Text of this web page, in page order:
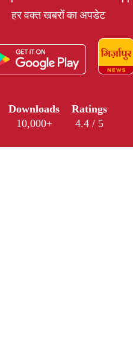
हर वक्त खबरों का अपडेट
Downloads
10,000+
Ratings
4.4 / 5